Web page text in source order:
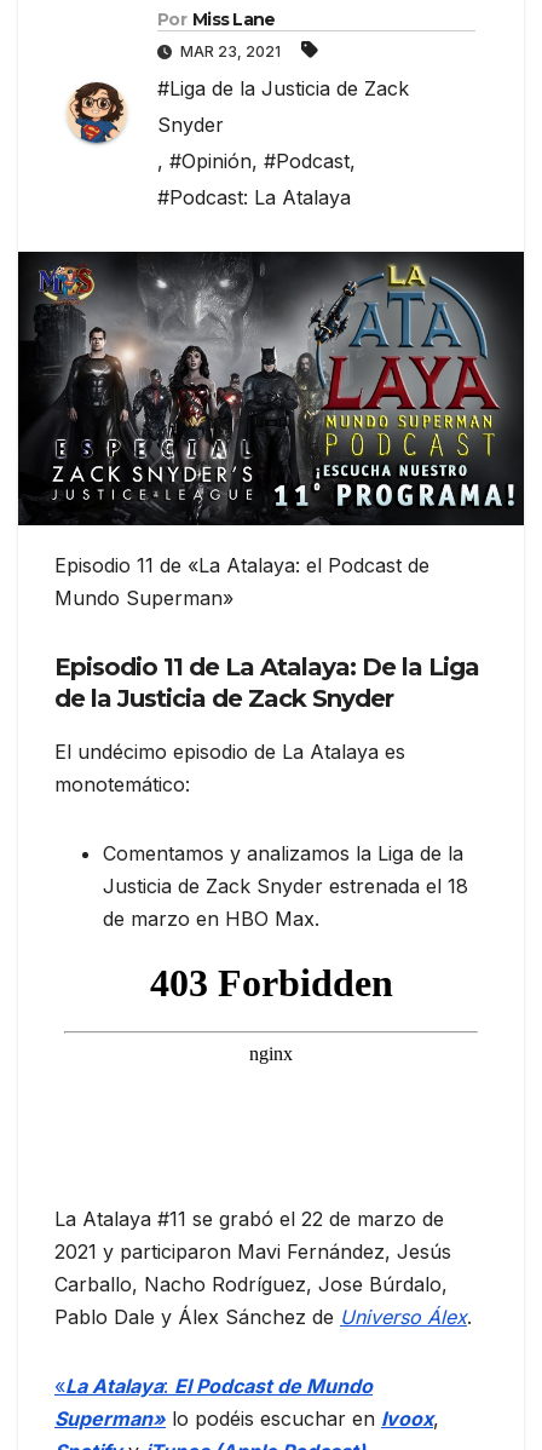
Por Miss Lane
MAR 23, 2021
#Liga de la Justicia de Zack
Snyder
, #Opinión, #Podcast,
#Podcast: La Atalaya
Episodio 11 de «La Atalaya: el Podcast de
Mundo Superman»
Episodio 11 de La Atalaya: De la Liga
de la Justicia de Zack Snyder
El undécimo episodio de La Atalaya es
monotemático:
Comentamos y analizamos la Liga de la
Justicia de Zack Snyder estrenada el 18
de marzo en HBO Max.
La Atalaya #11 se grabó el 22 de marzo de
2021 y participaron Mavi Fernández, Jesús
Carballo, Nacho Rodríguez, Jose Búrdalo,
Pablo Dale y Álex Sánchez de Universo Álex.
«La Atalaya: El Podcast de Mundo
Superman» lo podéis escuchar en Ivoox,